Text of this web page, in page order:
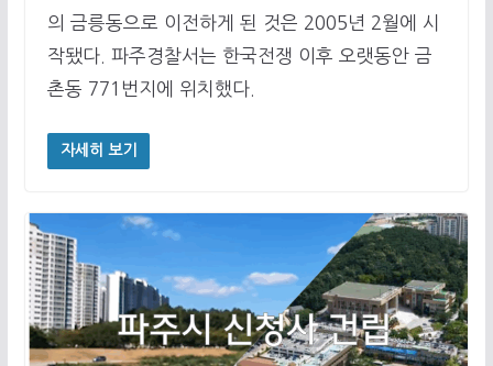
의 금릉동으로 이전하게 된 것은 2005년 2월에 시
작됐다. 파주경찰서는 한국전쟁 이후 오랫동안 금
촌동 771번지에 위치했다.
자세히 보기